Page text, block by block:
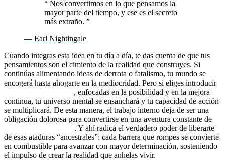
“ Nos convertimos en lo que pensamos la
mayor parte del tiempo, y ese es el secreto
más extraño. ”
— Earl Nightingale
Cuando integras esta idea en tu día a día, te das cuenta de que tus
pensamientos son el cimiento de la realidad que construyes. Si
continúas alimentando ideas de derrota o fatalismo, tu mundo se
encogerá hasta ahogarte en la mediocridad. Pero si eliges introducir
, enfocadas en la posibilidad y en la mejora
continua, tu universo mental se ensanchará y tu capacidad de acción
se multiplicará. De esta manera, el trabajo interno deja de ser una
obligación dolorosa para convertirse en una aventura constante de
. Y ahí radica el verdadero poder de liberarte
de esas ataduras “ancestrales”: cada barrera que rompes se convierte
en combustible para avanzar con mayor determinación, sosteniendo
el impulso de crear la realidad que anhelas vivir.